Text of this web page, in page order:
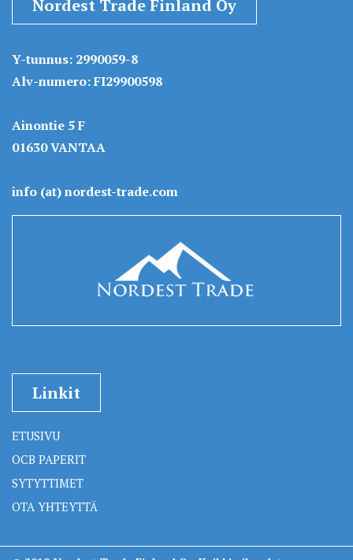
Nordest Trade Finland Oy
Y-tunnus: 2990059-8
Alv-numero: FI29900598
Ainontie 5 F
01630 VANTAA
info (at) nordest-trade.com
Linkit
ETUSIVU
OCB PAPERIT
SYTYTTIMET
OTA YHTEYTTÄ